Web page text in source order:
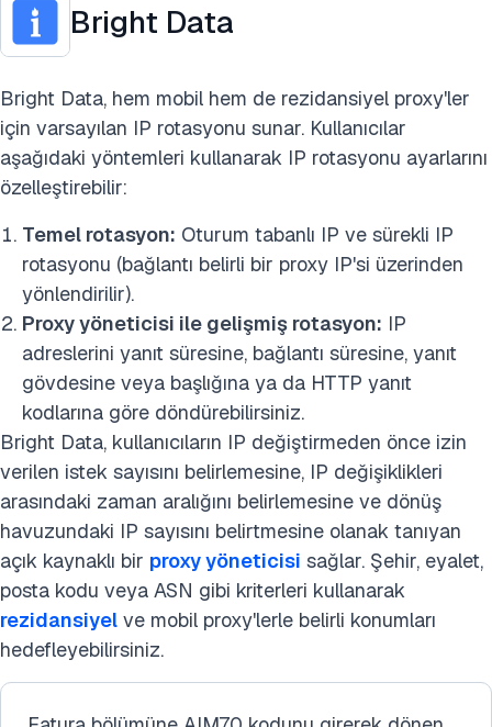
Bright Data
Bright Data, hem mobil hem de rezidansiyel proxy'ler
için varsayılan IP rotasyonu sunar. Kullanıcılar
aşağıdaki yöntemleri kullanarak IP rotasyonu ayarlarını
özelleştirebilir:
Temel rotasyon: Oturum tabanlı IP ve sürekli IP
rotasyonu (bağlantı belirli bir proxy IP'si üzerinden
yönlendirilir).
Proxy yöneticisi ile gelişmiş rotasyon: IP
adreslerini yanıt süresine, bağlantı süresine, yanıt
gövdesine veya başlığına ya da HTTP yanıt
kodlarına göre döndürebilirsiniz.
Bright Data, kullanıcıların IP değiştirmeden önce izin
verilen istek sayısını belirlemesine, IP değişiklikleri
arasındaki zaman aralığını belirlemesine ve dönüş
havuzundaki IP sayısını belirtmesine olanak tanıyan
açık kaynaklı bir proxy yöneticisi sağlar. Şehir, eyalet,
posta kodu veya ASN gibi kriterleri kullanarak
rezidansiyel ve mobil proxy'lerle belirli konumları
hedefleyebilirsiniz.